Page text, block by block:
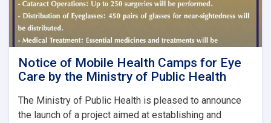
Notice of Mobile Health Camps for Eye
Care by the Ministry of Public Health
The Ministry of Public Health is pleased to announce
the launch of a project aimed at establishing and